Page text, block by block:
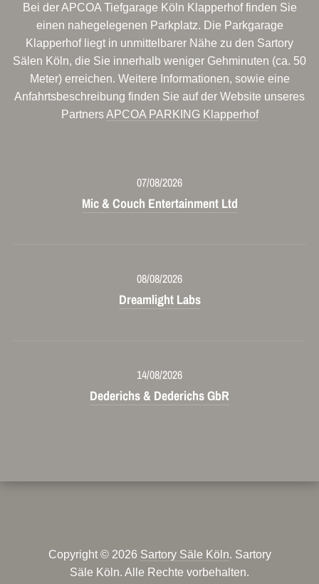
Bei der APCOA Tiefgarage Köln Klapperhof finden Sie
einen nahegelegenen Parkplatz. Die Parkgarage
Klapperhof liegt in unmittelbarer Nähe zu den Sartory
Sälen Köln, die Sie innerhalb weniger Gehminuten (ca. 50
Meter) erreichen. Weitere Informationen, sowie eine
Anfahrtsbeschreibung finden Sie auf der Website unseres
PartnersAPCOA PARKING Klapperhof
07/08/2026
Mic & Couch Entertainment Ltd
08/08/2026
Dreamlight Labs
14/08/2026
Dederichs & Dederichs GbR
Copyright © 2026 Sartory Säle Köln. Sartory
Säle Köln. Alle Rechte vorbehalten.